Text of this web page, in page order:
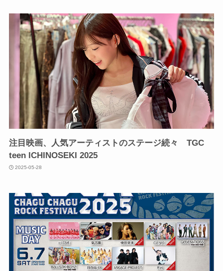
注目映画、人気アーティストのステージ続々 TGC
teen ICHINOSEKI 2025
2025-05-28